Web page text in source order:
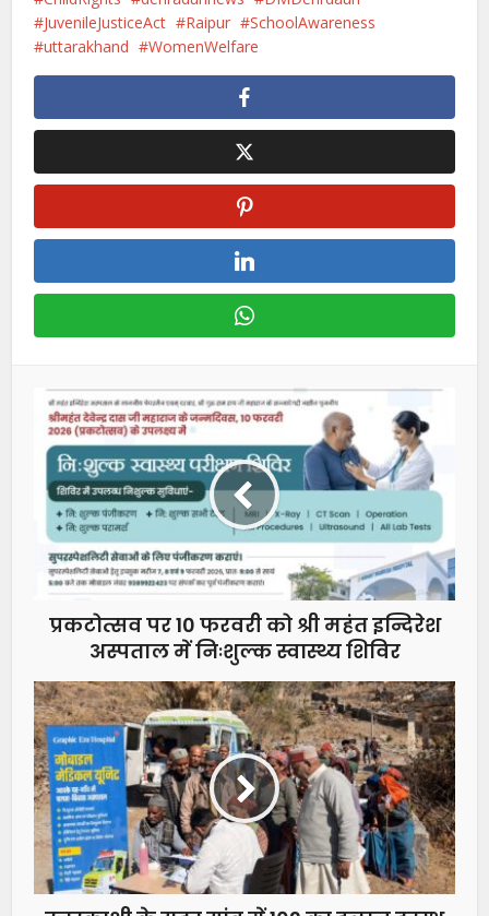
JuvenileJusticeAct
Raipur
SchoolAwareness
uttarakhand
WomenWelfare
प्रकटोत्सव पर 10 फरवरी को श्री महंत इन्दिरेश
अस्पताल में निःशुल्क स्वास्थ्य शिविर